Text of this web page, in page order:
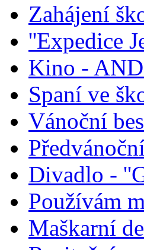
Zahájení
''Expedice
Kino -
Spaní ve
Vánoční
Divadlo -
Používám
Maškarní